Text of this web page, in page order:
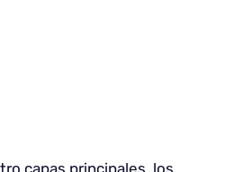
capas principales, los